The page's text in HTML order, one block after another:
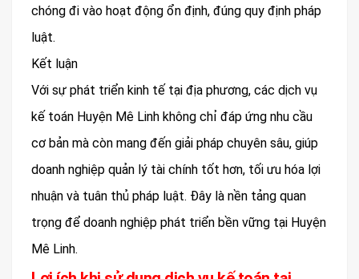
chóng đi vào hoạt động ổn định, đúng quy định pháp
luật.
Kết luận
Với sự phát triển kinh tế tại địa phương, các dịch vụ
kế toán Huyện Mê Linh không chỉ đáp ứng nhu cầu
cơ bản mà còn mang đến giải pháp chuyên sâu, giúp
doanh nghiệp quản lý tài chính tốt hơn, tối ưu hóa lợi
nhuận và tuân thủ pháp luật. Đây là nền tảng quan
trọng để doanh nghiệp phát triển bền vững tại Huyện
Mê Linh.